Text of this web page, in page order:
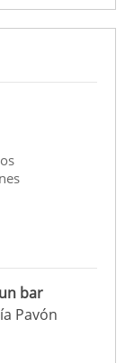
bar
Pavón